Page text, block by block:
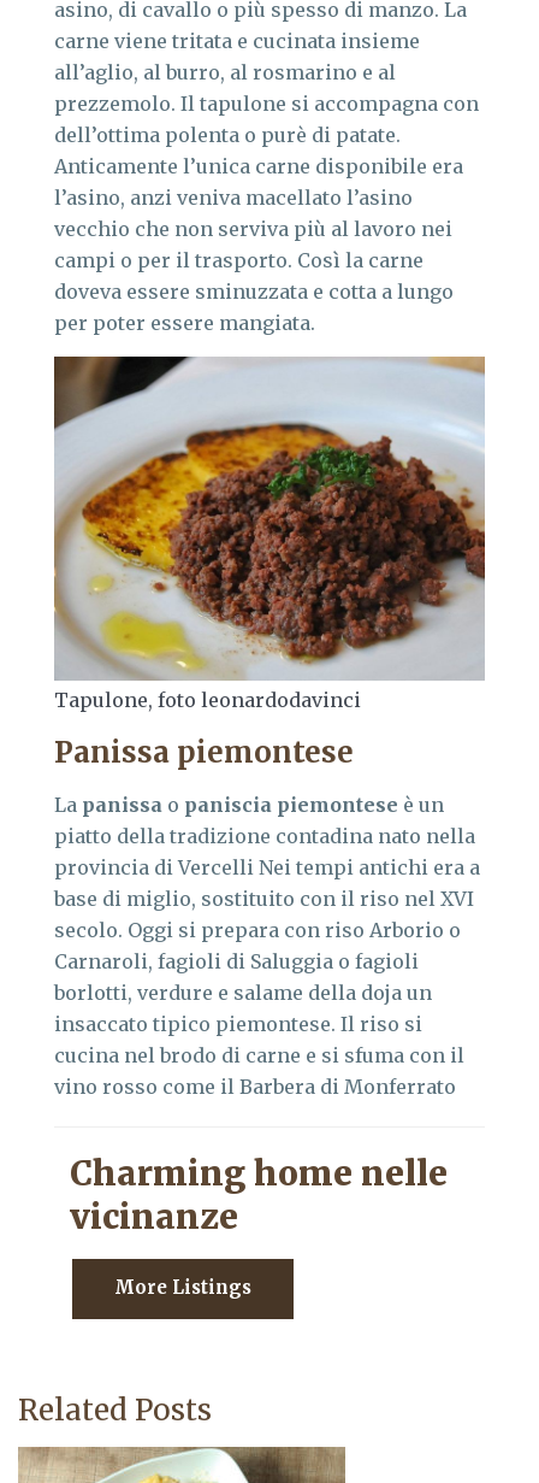
asino, di cavallo o più spesso di manzo. La
carne viene tritata e cucinata insieme
all’aglio, al burro, al rosmarino e al
prezzemolo. Il tapulone si accompagna con
dell’ottima polenta o purè di patate.
Anticamente l’unica carne disponibile era
l’asino, anzi veniva macellato l’asino
vecchio che non serviva più al lavoro nei
campi o per il trasporto. Così la carne
doveva essere sminuzzata e cotta a lungo
per poter essere mangiata.
Tapulone, foto leonardodavinci
Panissa piemontese
La panissa o paniscia piemontese è un
piatto della tradizione contadina nato nella
provincia di Vercelli Nei tempi antichi era a
base di miglio, sostituito con il riso nel XVI
secolo. Oggi si prepara con riso Arborio o
Carnaroli, fagioli di Saluggia o fagioli
borlotti, verdure e salame della doja un
insaccato tipico piemontese. Il riso si
cucina nel brodo di carne e si sfuma con il
vino rosso come il Barbera di Monferrato
Charming home nelle
vicinanze
More Listings
Related Posts